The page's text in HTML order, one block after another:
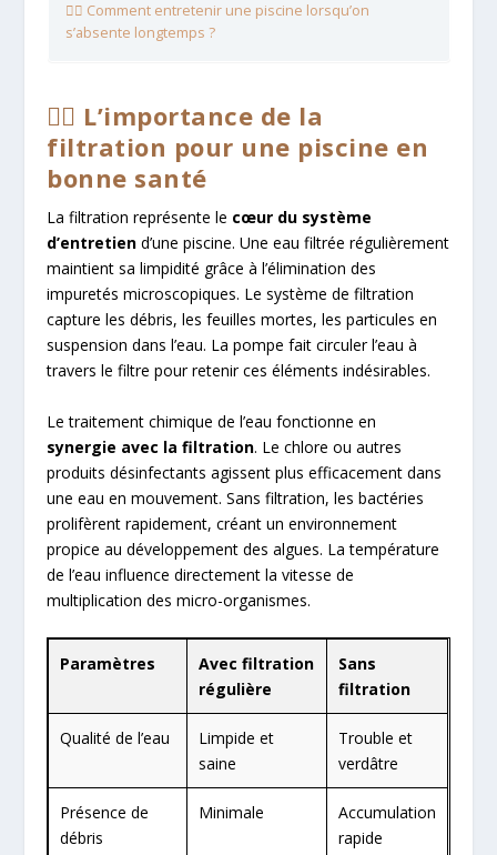
🏊‍♂️ Comment entretenir une piscine lorsqu’on
s’absente longtemps ?
🏊‍♂️ L’importance de la
filtration pour une piscine en
bonne santé
La filtration représente le cœur du système
d’entretien d’une piscine. Une eau filtrée régulièrement
maintient sa limpidité grâce à l’élimination des
impuretés microscopiques. Le système de filtration
capture les débris, les feuilles mortes, les particules en
suspension dans l’eau. La pompe fait circuler l’eau à
travers le filtre pour retenir ces éléments indésirables.
Le traitement chimique de l’eau fonctionne en
synergie avec la filtration. Le chlore ou autres
produits désinfectants agissent plus efficacement dans
une eau en mouvement. Sans filtration, les bactéries
prolifèrent rapidement, créant un environnement
propice au développement des algues. La température
de l’eau influence directement la vitesse de
multiplication des micro-organismes.
Paramètres
Avec filtration
régulière
Sans
filtration
Qualité de l’eau
Limpide et
saine
Trouble et
verdâtre
Présence de
débris
Minimale
Accumulation
rapide